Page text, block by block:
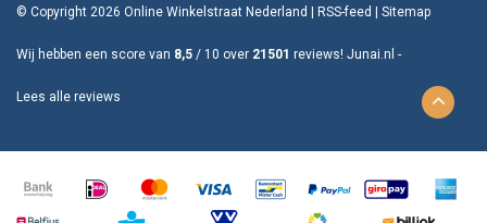
© Copyright 2026 Online Winkelstraat Nederland | RSS-feed | Sitemap
Wij hebben een score van 8,5 / 10 over 21501 reviews! Junai.nl -
Lees alle reviews